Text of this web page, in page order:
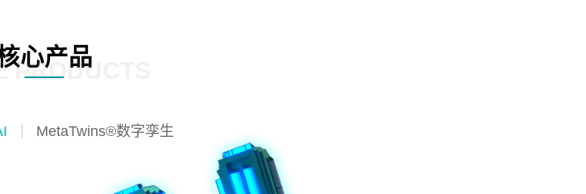
心产品
PRODUCTS
MetaTwins®数字孪生